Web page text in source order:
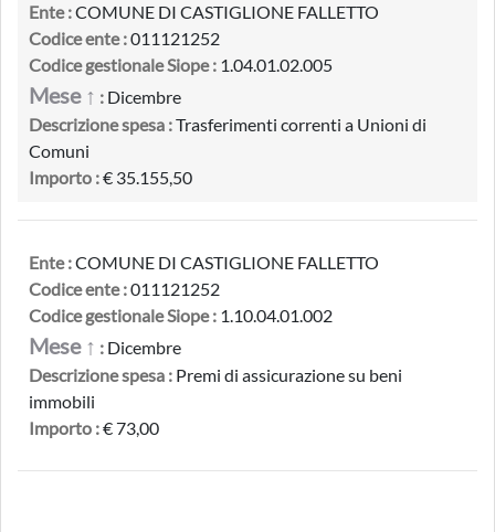
Ente :COMUNE DI CASTIGLIONE FALLETTO
Codice ente :011121252
Codice gestionale Siope : 1.04.01.02.005
Mese ↑ : Dicembre
Descrizione spesa :Trasferimenti correnti a Unioni di
Comuni
Importo :€ 35.155,50
Ente :COMUNE DI CASTIGLIONE FALLETTO
Codice ente :011121252
Codice gestionale Siope : 1.10.04.01.002
Mese ↑ : Dicembre
Descrizione spesa : Premi di assicurazione su beni
immobili
Importo :€ 73,00